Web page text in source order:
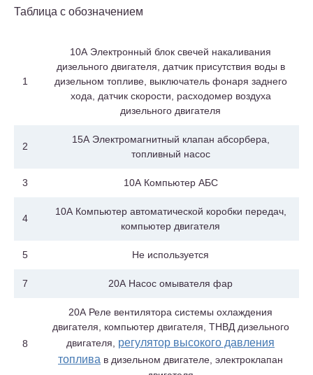
Таблица с обозначением
1
10А Электронный блок свечей накаливания
дизельного двигателя, датчик присутствия воды в
дизельном топливе, выключатель фонаря заднего
хода, датчик скорости, расходомер воздуха
дизельного двигателя
2
15А Электромагнитный клапан абсорбера,
топливный насос
3 10А Компьютер АБС
4
10А Компьютер автоматической коробки передач,
компьютер двигателя
5 Не используется
7 20А Насос омывателя фар
8
20А Реле вентилятора системы охлаждения
двигателя, компьютер двигателя, ТНВД дизельного
двигателя, регулятор высокого давления
топлива в дизельном двигателе, электроклапан